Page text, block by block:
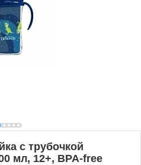
с трубочкой
мл, 12+, BPA-free